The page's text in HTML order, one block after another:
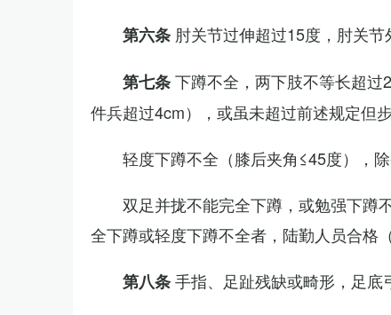
第六条 肘关节过伸超过15度，肘关
第七条下蹲不全，两下肢不等长超
件兵超过4cm），或虽未超过前述规定但
轻度下蹲不全（膝后夹角≤45度），除
双足并拢不能完全下蹲，或勉强下蹲
全下蹲或轻度下蹲不全者，陆勤人员合格
第八条手指、足趾残缺或畸形，足底